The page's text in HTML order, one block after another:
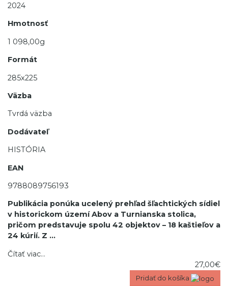
2024
Hmotnosť
1 098,00g
Formát
285x225
Väzba
Tvrdá väzba
Dodávateľ
HISTÓRIA
EAN
9788089756193
Publikácia ponúka ucelený prehľad šľachtických sídiel
v historickom území Abov a Turnianska stolica,
pričom predstavuje spolu 42 objektov – 18 kaštieľov a
24 kúrií. Z ...
Čítať viac...
27,00€
Pridať do košíka